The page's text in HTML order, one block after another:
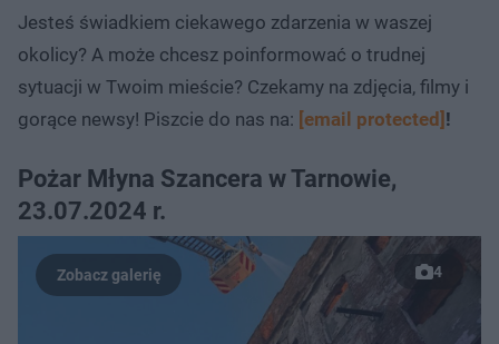
Jesteś świadkiem ciekawego zdarzenia w waszej
okolicy? A może chcesz poinformować o trudnej
sytuacji w Twoim mieście? Czekamy na zdjęcia, filmy i
gorące newsy! Piszcie do nas na: [email protected] !
Pożar Młyna Szancera w Tarnowie,
23.07.2024 r.
4